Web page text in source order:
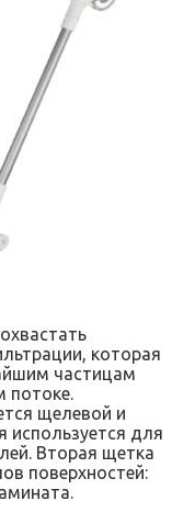
которая
частицам
потоке.
щелевой и
используется для
Вторая щетка
поверхностей: